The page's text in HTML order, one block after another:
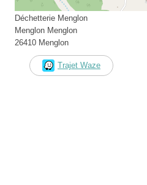
Déchetterie Menglon
Menglon Menglon
26410 Menglon
Trajet Waze